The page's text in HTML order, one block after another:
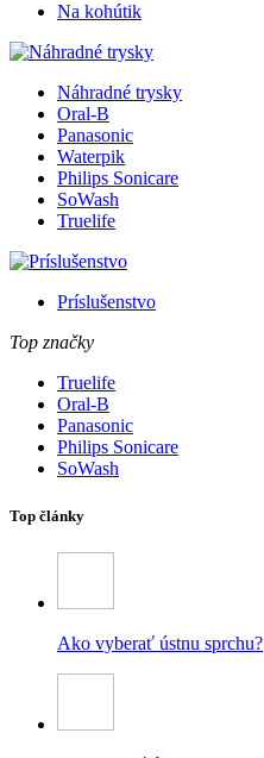
Na kohútik
Náhradné trysky
Oral-B
Panasonic
Waterpik
Philips Sonicare
SoWash
Truelife
Príslušenstvo
Top značky
Truelife
Oral-B
Panasonic
Philips Sonicare
SoWash
Top články
Ako vyberať ústnu sprchu?